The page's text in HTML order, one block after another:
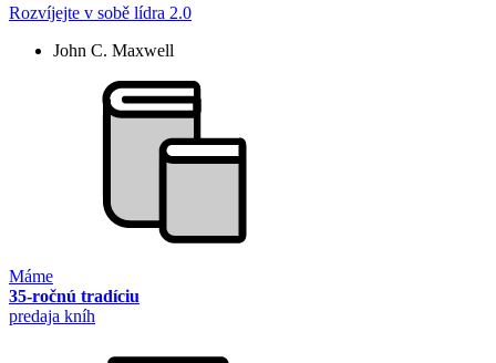
Rozvíjejte v sobě lídra 2.0
John C. Maxwell
Máme
35-ročnú tradíciu
predaja kníh